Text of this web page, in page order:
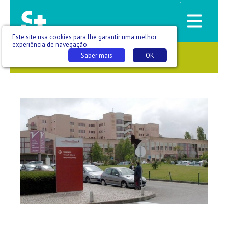
/
SAÚDE QUE SE VÊ
Este site usa cookies para lhe garantir uma melhor
experiência de navegação.
OK
Saber mais